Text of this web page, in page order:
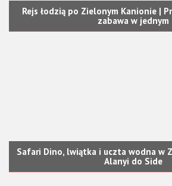
Rejs łodzią po Zielonym Kanionie |
zabawa w jednym
Safari Dino, lwiątka i uczta wodna w
Alanyi do Side